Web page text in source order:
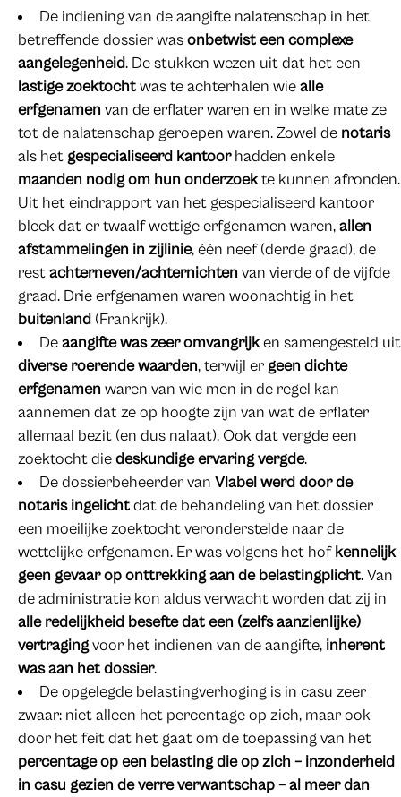
De indiening van de aangifte nalatenschap in het
betreffende dossier wasonbetwist een complexe
aangelegenheid. De stukken wezen uit dat het een
lastige zoektochtwas te achterhalen wiealle
erfgenamen van de erflater waren en in welke mate ze
tot de nalatenschap geroepen waren. Zowel de notaris
als het gespecialiseerd kantoorhadden enkele
maanden nodig om hun onderzoekte kunnen afronden.
Uit het eindrapport van het gespecialiseerd kantoor
bleek dat er twaalf wettige erfgenamen waren,allen
afstammelingen in zijlinie, één neef (derde graad), de
restachterneven/achternichten van vierde of de vijfde
graad. Drie erfgenamen waren woonachtig in het
buitenland (Frankrijk).
Deaangifte was zeer omvangrijken samengesteld uit
diverse roerende waarden, terwijl er geen dichte
erfgenamen waren van wie men in de regel kan
aannemen dat ze op hoogte zijn van wat de erflater
allemaal bezit (en dus nalaat). Ook dat vergde een
zoektocht diedeskundige ervaring vergde.
De dossierbeheerder van Vlabel werd door de
notaris ingelichtdat de behandeling van het dossier
een moeilijke zoektocht veronderstelde naar de
wettelijke erfgenamen. Er was volgens het hofkennelijk
geen gevaar op onttrekking aan de belastingplicht. Van
de administratie kon aldus verwacht worden dat zij in
alle redelijkheid besefte dat een (zelfs aanzienlijke)
vertragingvoor het indienen van de aangifte, inherent
was aan het dossier.
De opgelegde belastingverhoging is in casu zeer
zwaar: niet alleen het percentage op zich, maar ook
door het feit dat het gaat om de toepassing van het
percentage op een belasting die op zich – inzonderheid
in casu gezien de verre verwantschap – al meer dan